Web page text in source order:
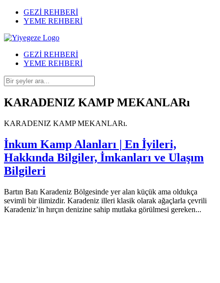
GEZİ REHBERİ
YEME REHBERİ
GEZİ REHBERİ
YEME REHBERİ
KARADENIZ KAMP MEKANLARı
KARADENIZ KAMP MEKANLARı.
İnkum Kamp Alanları | En İyileri,
Hakkında Bilgiler, İmkanları ve Ulaşım
Bilgileri
Bartın Batı Karadeniz Bölgesinde yer alan küçük ama oldukça
sevimli bir ilimizdir. Karadeniz illeri klasik olarak ağaçlarla çevrili
Karadeniz’in hırçın denizine sahip mutlaka görülmesi gereken...